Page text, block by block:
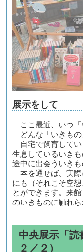
展示をして
ここ最近、いつ「
どんな「いきもの
自宅で飼育してい
生息しているいき
途中に出会ういき
本を通せば、実際
にも（それこそ空
とができます。来
のいきものに触れ
中央展示「読
２／２）